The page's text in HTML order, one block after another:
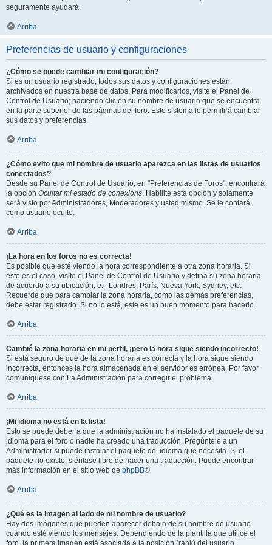
seguramente ayudará.
Arriba
Preferencias de usuario y configuraciones
¿Cómo se puede cambiar mi configuración?
Si es un usuario registrado, todos sus datos y configuraciones están
archivados en nuestra base de datos. Para modificarlos, visite el Panel de
Control de Usuario; haciendo clic en su nombre de usuario que se encuentra
en la parte superior de las páginas del foro. Este sistema le permitirá cambiar
sus datos y preferencias.
Arriba
¿Cómo evito que mi nombre de usuario aparezca en las listas de usuarios
conectados?
Desde su Panel de Control de Usuario, en "Preferencias de Foros", encontrará
la opción Ocultar mi estado de conexións. Habilite esta opción y solamente
será visto por Administradores, Moderadores y usted mismo. Se le contará
como usuario oculto.
Arriba
¡La hora en los foros no es correcta!
Es posible que esté viendo la hora correspondiente a otra zona horaria. Si
este es el caso, visite el Panel de Control de Usuario y defina su zona horaria
de acuerdo a su ubicación, e.j. Londres, París, Nueva York, Sydney, etc.
Recuerde que para cambiar la zona horaria, como las demás preferencias,
debe estar registrado. Si no lo está, este es un buen momento para hacerlo.
Arriba
Cambié la zona horaria en mi perfil, ¡pero la hora sigue siendo incorrecto!
Si está seguro de que de la zona horaria es correcta y la hora sigue siendo
incorrecta, entonces la hora almacenada en el servidor es errónea. Por favor
comuníquese con La Administración para corregir el problema.
Arriba
¡Mi idioma no está en la lista!
Esto se puede deber a que la administración no ha instalado el paquete de su
idioma para el foro o nadie ha creado una traducción. Pregúntele a un
Administrador si puede instalar el paquete del idioma que necesita. Si el
paquete no existe, siéntase libre de hacer una traducción. Puede encontrar
más información en el sitio web de phpBB®
Arriba
¿Qué es la imagen al lado de mi nombre de usuario?
Hay dos imágenes que pueden aparecer debajo de su nombre de usuario
cuando esté viendo los mensajes. Dependiendo de la plantilla que utilice el
foro, la primera imagen está asociada a la posición (rank) del usuario,